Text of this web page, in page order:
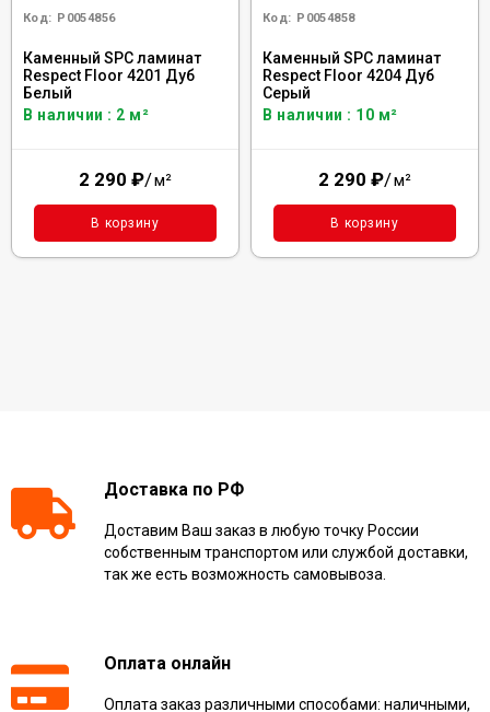
Код: Р0054856
Каменный SPC ламинат
Respect Floor 4201 Дуб
Белый
В наличии : 2 м²
2 290 ₽/м²
В корзину
Код: Р0054858
Каменный SPC ламинат
Respect Floor 4204 Дуб
Серый
В наличии : 10 м²
2 290 ₽/м²
В корзину
Доставка по РФ
Доставим Ваш заказ в любую точку России
собственным транспортом или службой доставки,
так же есть возможность самовывоза.
Оплата онлайн
Оплата заказ различными способами: наличными,